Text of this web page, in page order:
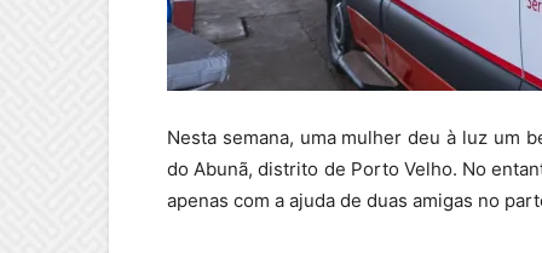
Nesta semana, uma mulher deu à luz um
do Abunã, distrito de Porto Velho. No
apenas com a ajuda de duas amigas no